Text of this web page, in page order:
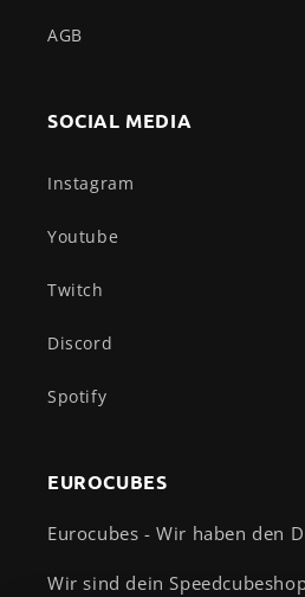
AGB
SOCIAL MEDIA
Instagram
Youtube
Twitch
Discord
Spotify
EUROCUBES
Eurocubes - Wir haben den
Wir sind dein